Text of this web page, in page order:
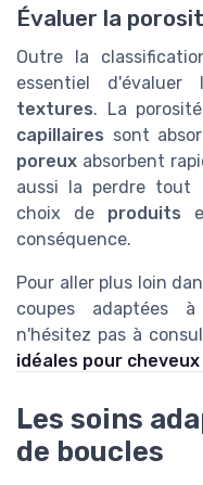
Évaluer la
Outre la
essentiel
textures. La
capillaires sont
poreux absorbent
aussi la perdre tout
choix de produits
conséquence.
Pour aller plus loin
coupes adaptées
n'hésitez pas à
idéales pour
Les soins
de boucles